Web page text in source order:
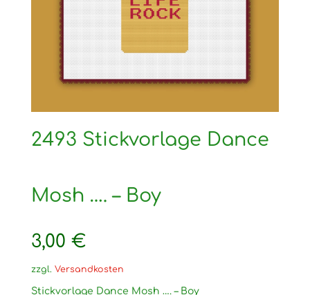
2493 Stickvorlage Dance
Mosh …. – Boy
3,00 €
zzgl. Versandkosten
Stickvorlage Dance Mosh …. – Boy